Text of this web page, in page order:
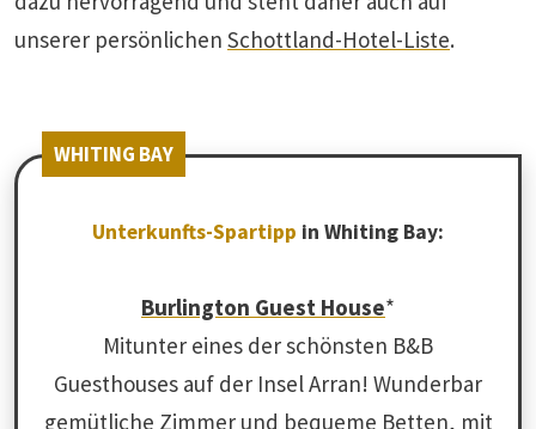
unserer persönlichen Schottland-Hotel-Liste.
WHITING BAY
Unterkunfts-Spartipp in Whiting Bay:
Burlington Guest House*
Mitunter eines der schönsten B&B
Guesthouses auf der Insel Arran! Wunderbar
gemütliche Zimmer und bequeme Betten, mit